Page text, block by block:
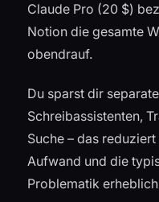
Claude Pro (20 $)
Notion die gesamte
obendrauf.
Du sparst dir
Schreibassistenten,
Suche – das
Aufwand und die
Problematik